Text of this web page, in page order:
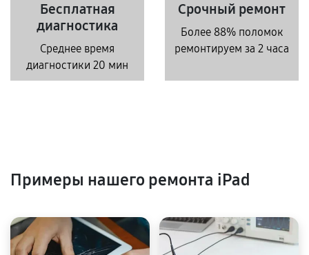
Бесплатная
диагностика
Среднее время
диагностики 20 мин
Срочный ремонт
Более 88% поломок
ремонтируем за 2 часа
Примеры нашего ремонта iPad